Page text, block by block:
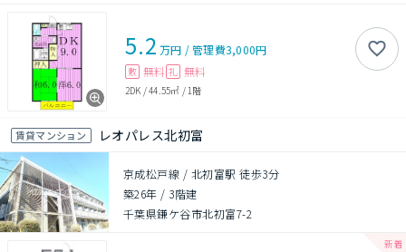
5.2 万円 /管理費3,000円
敷 無料 礼 無料
2DK /44.55㎡ / 1階
賃貸マンション レオパレス北初富
京成松戸線 / 北初富駅 徒歩3分
築26年 / 3階建
千葉県鎌ケ谷市北初富7-2